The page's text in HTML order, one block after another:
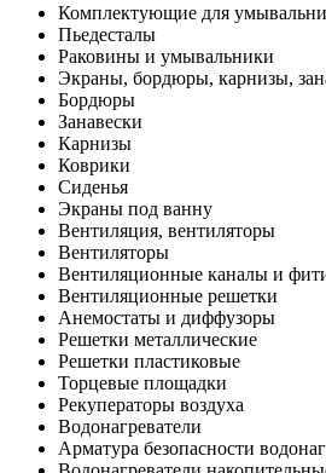
Комплектующие для
Пьедесталы
Раковины и умывальники
Экраны, бордюры, карнизы,
Бордюры
Занавески
Карнизы
Коврики
Сиденья
Экраны под ванну
Вентиляция, вентиляторы
Вентиляторы
Вентиляционные каналы и
Вентиляционные решетки
Анемостаты и диффузоры
Решетки металлические
Решетки пластиковые
Торцевые площадки
Рекуператоры воздуха
Водонагреватели
Арматура безопасности